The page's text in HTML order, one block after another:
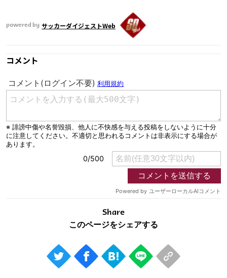
powered by サッカーダイジェストWeb
コメント
Share